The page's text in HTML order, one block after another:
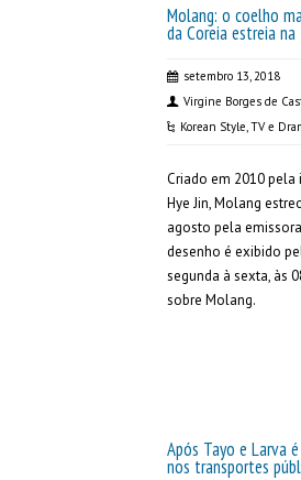
Molang: o coelho
da Coreia estreia
setembro 13, 2018
Virgine Borges de
Korean Style,TV e
Criado em 2010 pela
Hye Jin, Molang
agosto pela
desenho é exibido
segunda à sexta, às
sobre Molang.
Após Tayo e Larva
nos transportes